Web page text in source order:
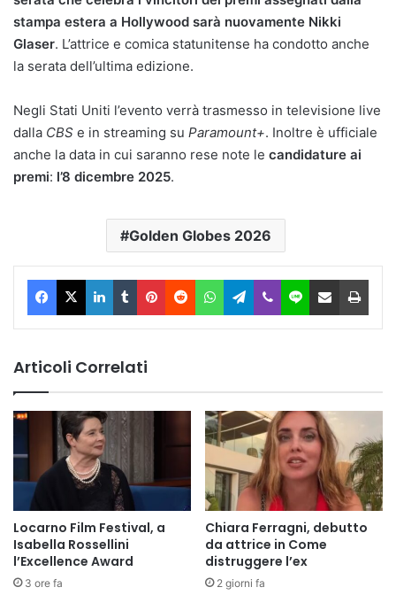
stampa estera a Hollywood sarà nuovamente Nikki
Glaser. L’attrice e comica statunitense ha condotto anche
la serata dell’ultima edizione.
Negli Stati Uniti l’evento verrà trasmesso in televisione live
dalla CBS e in streaming su Paramount+. Inoltre è ufficiale
anche la data in cui saranno rese note le candidature ai
premi: l’8 dicembre 2025.
Golden Globes 2026
Facebook
X LinkedIn
TumblrPinterest
RedditWhatsAppTelegram
ViberLine Condividi via Email
Articoli Correlati
Locarno Film Festival, a
Isabella Rossellini
l’Excellence Award
3 ore fa
Chiara Ferragni, debutto
da attrice in Come
distruggere l’ex
2 giorni fa